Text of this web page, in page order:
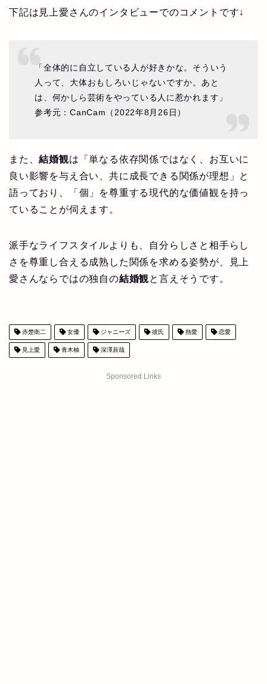
下記は見上愛さんのインタビューでのコメントです↓
「全体的に自立している人が好きかな。そういう
人って、大体おもしろいじゃないですか。あと
は、何かしら芸術をやっている人に惹かれます」
参考元：CanCam（2022年8月26日）
また、結婚観は「単なる依存関係ではなく、お互いに
良い影響を与え合い、共に成長できる関係が理想」と
語っており、「個」を尊重する現代的な価値観を持っ
ていることが伺えます。
派手なライフスタイルよりも、自分らしさと相手らし
さを尊重し合える成熟した関係を求める姿勢が、見上
愛さんならではの独自の結婚観と言えそうです。
赤楚衛二 女優 ジャニーズ 彼氏 熱愛 恋愛
見上愛 青木柚 深澤辰哉
Sponsored Links